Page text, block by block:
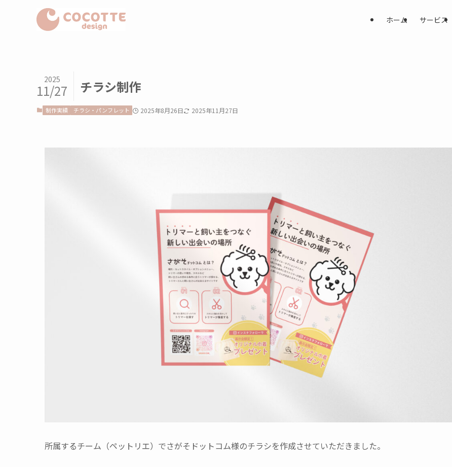
ホーム サービス
チラシ制作
2025
11/27
制作実績 チラシ・パンフレット 2025年8月26日 2025年11月27日
所属するチーム（ペットリエ）でさがそドットコム様のチラシを作成させていただきました。